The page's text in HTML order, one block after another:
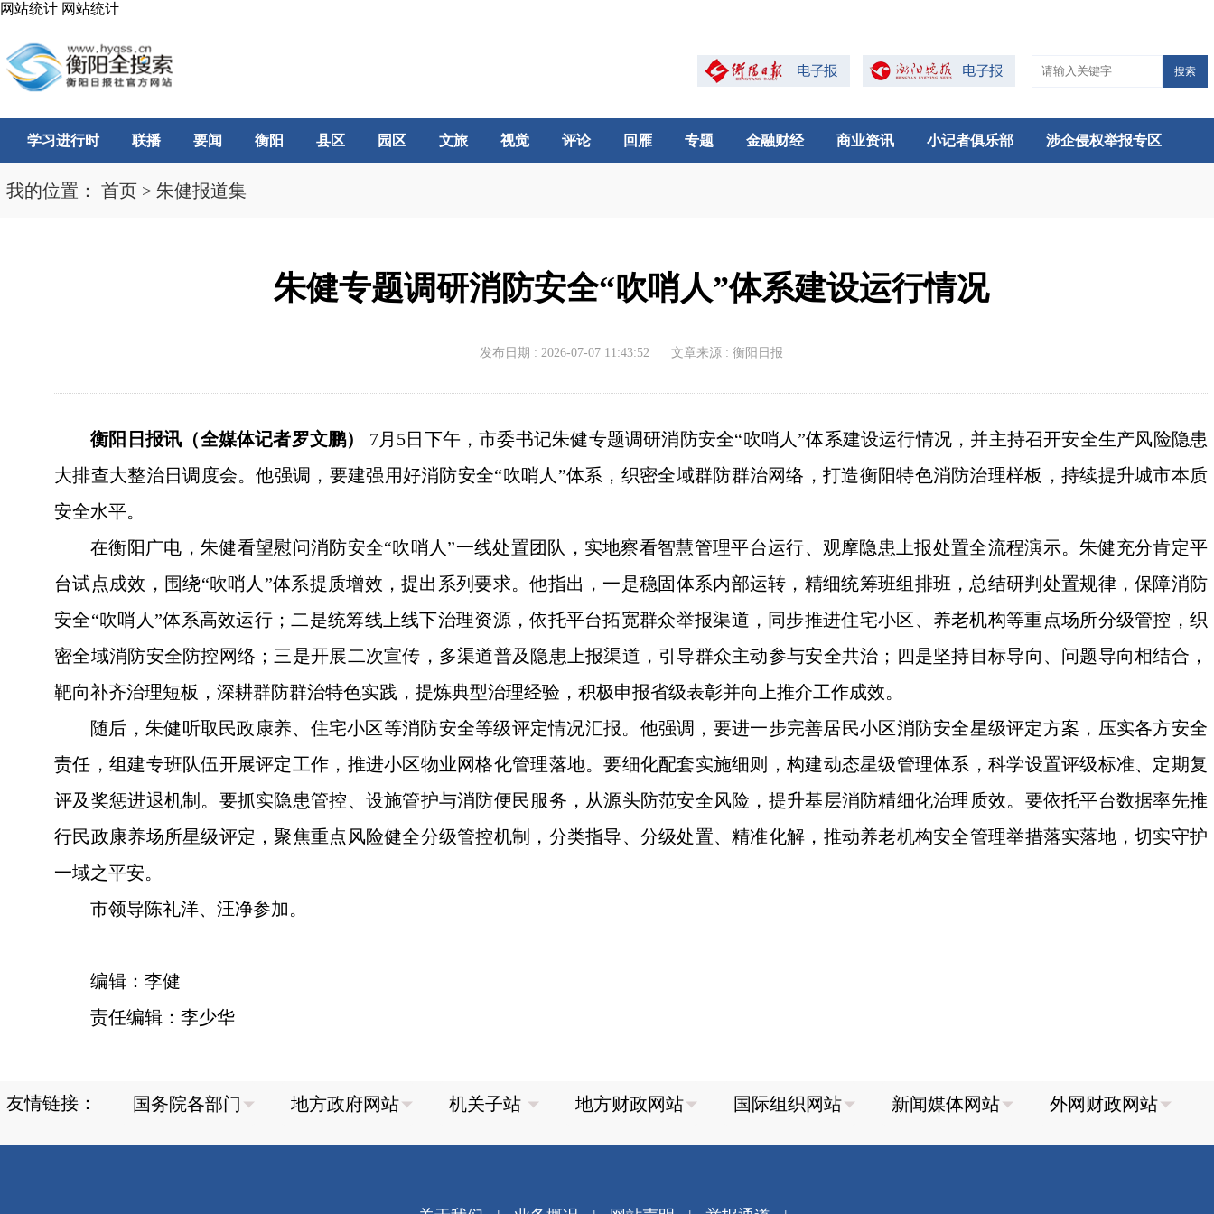
网站统计 网站统计
搜索
学习进行时 联播 要闻 衡阳 县区 园区 文旅 视觉 评论 回雁 专题 金融财经 商业资讯 小记者俱乐部 涉企侵权举报专区
我的位置： 首页 > 朱健报道集
朱健专题调研消防安全“吹哨人”体系建设运行情况
发布日期 : 2026-07-07 11:43:52 文章来源 : 衡阳日报
衡阳日报讯（全媒体记者罗文鹏） 7月5日下午，市委书记朱健专题调研消防安全“吹哨人”体系建设运行情况，并主持召开安全生产风险隐患
大排查大整治日调度会。他强调，要建强用好消防安全“吹哨人”体系，织密全域群防群治网络，打造衡阳特色消防治理样板，持续提升城市本质
安全水平。
在衡阳广电，朱健看望慰问消防安全“吹哨人”一线处置团队，实地察看智慧管理平台运行、观摩隐患上报处置全流程演示。朱健充分肯定平
台试点成效，围绕“吹哨人”体系提质增效，提出系列要求。他指出，一是稳固体系内部运转，精细统筹班组排班，总结研判处置规律，保障消防
安全“吹哨人”体系高效运行；二是统筹线上线下治理资源，依托平台拓宽群众举报渠道，同步推进住宅小区、养老机构等重点场所分级管控，织
密全域消防安全防控网络；三是开展二次宣传，多渠道普及隐患上报渠道，引导群众主动参与安全共治；四是坚持目标导向、问题导向相结合，
靶向补齐治理短板，深耕群防群治特色实践，提炼典型治理经验，积极申报省级表彰并向上推介工作成效。
随后，朱健听取民政康养、住宅小区等消防安全等级评定情况汇报。他强调，要进一步完善居民小区消防安全星级评定方案，压实各方安全
责任，组建专班队伍开展评定工作，推进小区物业网格化管理落地。要细化配套实施细则，构建动态星级管理体系，科学设置评级标准、定期复
评及奖惩进退机制。要抓实隐患管控、设施管护与消防便民服务，从源头防范安全风险，提升基层消防精细化治理质效。要依托平台数据率先推
行民政康养场所星级评定，聚焦重点风险健全分级管控机制，分类指导、分级处置、精准化解，推动养老机构安全管理举措落实落地，切实守护
一域之平安。
市领导陈礼洋、汪净参加。
编辑：李健
责任编辑：李少华
友情链接：